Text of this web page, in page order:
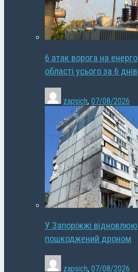
6 атак ворога на
області усього за 6 днів
zapsich, 07/08/2026
У Запоріжжі
пошкоджений дроном
zapsich, 07/08/2026